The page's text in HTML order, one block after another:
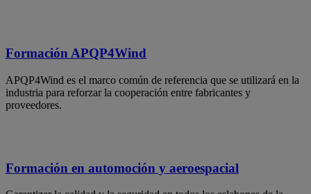
Formación APQP4Wind
APQP4Wind es el marco común de referencia que se utilizará en la
industria para reforzar la cooperación entre fabricantes y
proveedores.
Formación en automoción y aeroespacial